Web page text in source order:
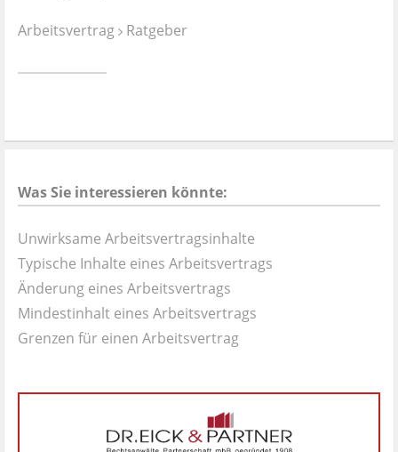
Zeugnis
Ist es wirklich gut?
News
Impressum
Datenschutz
Arbeitsvertrag Ratgeber
Was Sie interessieren könnte:
Unwirksame Arbeitsvertragsinhalte
Typische Inhalte eines Arbeitsvertrags
Änderung eines Arbeitsvertrags
Mindestinhalt eines Arbeitsvertrags
Grenzen für einen Arbeitsvertrag